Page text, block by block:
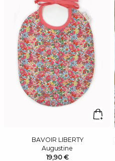
BAVOIR LIBERTY
Augustine
19,90 €